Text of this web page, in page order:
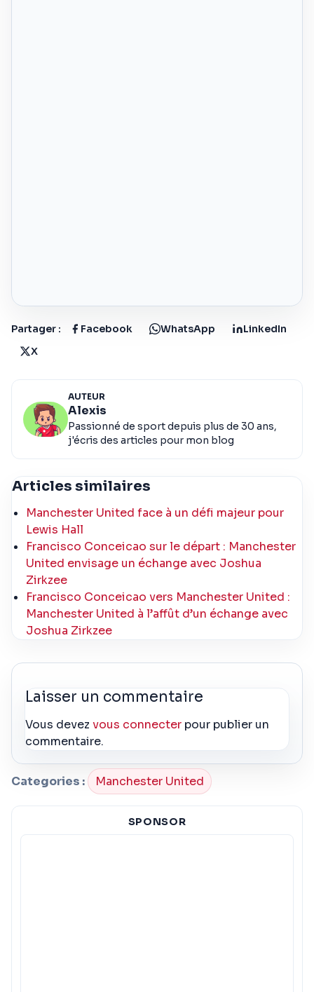
Partager : Facebook WhatsApp
LinkedIn
X
AUTEUR
Alexis
Passionné de sport depuis plus de 30 ans,
j'écris des articles pour mon blog
Articles similaires
Manchester United face à un défi majeur pour
Lewis Hall
Francisco Conceicao sur le départ : Manchester
United envisage un échange avec Joshua
Zirkzee
Francisco Conceicao vers Manchester United :
Manchester United à l’affût d’un échange avec
Joshua Zirkzee
Laisser un commentaire
Vous devezvous connecter pour publier un
commentaire.
Categories : Manchester United
SPONSOR